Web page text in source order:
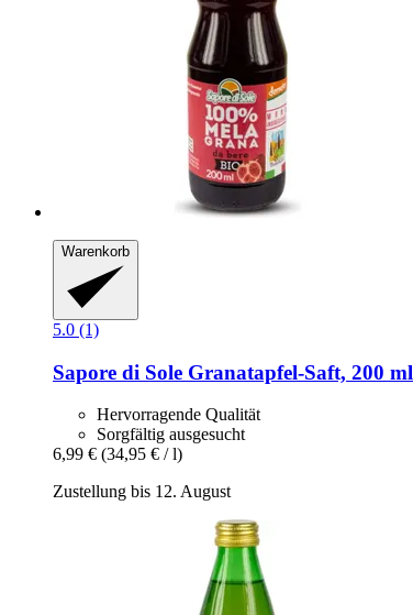
Warenkorb
5.0 (1)
Sapore di Sole Granatapfel-​Saft, 200 ml
Hervorragende Qualität
Sorgfältig ausgesucht
6,99 € (34,95 € / l)
Zustellung bis 12. August